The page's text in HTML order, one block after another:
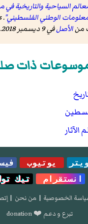
السياحية والتاريخية
الوطني الفلسطيني".
منالأصلفي 9 ديسمبر 2018 .
ذات
يوتيوب
انستقرام
تيك
الخصوصية | من نحن |
تبرع و دعم ❤️ donation